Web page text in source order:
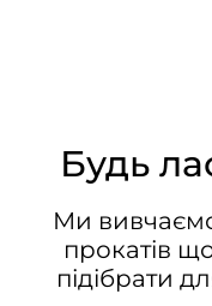
Будь
Ми
прокатів
підібрати